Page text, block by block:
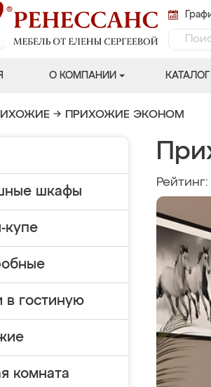
О КОМПАНИИ КАТАЛОГ
→ ПРИХОЖИЕ ЭКОНОМ
шкафы
купе
в гостиную
комната
Рейтинг: